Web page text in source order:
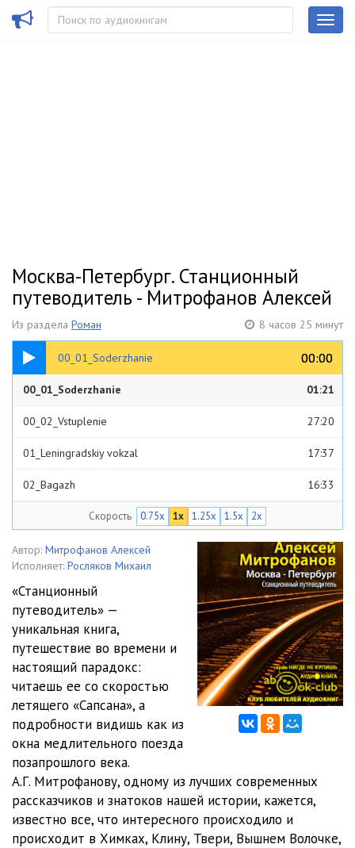
Москва-Петербург. Станционный
путеводитель - Митрофанов Алексей
Из раздела Роман 8 часов 25 минут
00_01_Soderzhanie 00:00
00:00
01:21
00_01_Soderzhanie 01:21
00_02_Vstuplenie 27:20
01_Leningradskiy vokzal 17:37
02_Bagazh 16:33
04_Ostankino 04:44
13:50
06_NATI 04:02
07_Hovrino 05:24
08_Himki 26:45
09_Shodnya 20:42
10_Firsanovka
11_Kryukovo
12_Na elektrichke 16:42
13_Povarovka 09:19
Скорость 0.75x 1x 1.25x 1.5x 2x
Автор: Митрофанов Алексей
Исполняет: Росляков Михаил
«Станционный
путеводитель» —
уникальная книга,
путешествие во времени и
настоящий парадокс:
читаешь ее со скоростью
летящего «Сапсана», а
подробности видишь как из
окна медлительного поезда
позапрошлого века.
А.Г. Митрофанову, одному из лучших современных
рассказчиков и знатоков нашей истории, кажется,
известно все, что интересного происходило и
происходит в Химках, Клину, Твери, Вышнем Волочке,